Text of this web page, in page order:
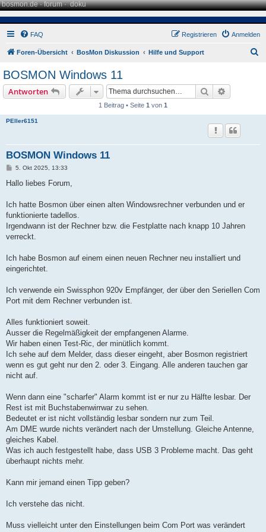
bosmon.de·forum·doku
FAQ Anmelden
Registrieren
Foren-Übersicht BosMon Diskussion Hilfe und Support
BOSMON Windows 11
Antworten Suche
1 Beitrag • Seite 1 von 1
PEller6151
BOSMON Windows 11
B
i
a
5. Okt 2025, 13:33
Hallo liebes Forum,
Ich hatte Bosmon über einen alten Windowsrechner verbunden und er
funktionierte tadellos.
Irgendwann ist der Rechner bzw. die Festplatte nach knapp 10 Jahren
verreckt.
Ich habe Bosmon auf einem einen neuen Rechner neu installiert und
eingerichtet.
Ich verwende ein Swissphon 920v Empfänger, der über den Seriellen Com
Port mit dem Rechner verbunden ist.
Alles funktioniert soweit.
Ausser die Regelmäßigkeit der empfangenen Alarme.
Wir haben einen Test-Ric, der minütlich kommt.
Ich sehe auf dem Melder, dass dieser eingeht, aber Bosmon registriert
wenn es gut geht nur den 2. oder 3. Eingang. Alle anderen tauchen gar
nicht auf.
Wenn dann eine "scharfer" Alarm kommt ist er nur zu Hälfte lesbar. Der
Rest ist mit Buchstabenwirrwar zu sehen.
Bedeutet er ist nicht vollständig lesbar sondern nur zum Teil.
Am DME wurde nichts verändert nach der Umstellung. Gleiche Antenne,
gleiches Kabel.
Was ich auch festgestellt habe, dass USB 3 Probleme macht. Das geht
überhaupt nichts mehr.
Kann mir jemand einen Tipp geben?
Ich verstehe das nicht.
Muss vielleicht unter den Einstellungen beim Com Port was verändert